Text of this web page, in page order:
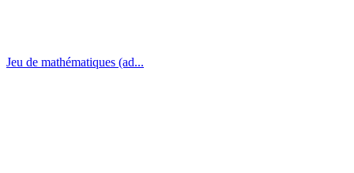
Jeu de mathématiques (ad...